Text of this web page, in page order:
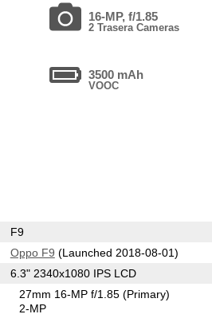
16-MP, f/1.85
2 Trasera Cameras
3500 mAh
VOOC
F9
Oppo F9 (Launched 2018-08-01)
6.3" 2340x1080 IPS LCD
27mm 16-MP f/1.85(Primary)
2-MP